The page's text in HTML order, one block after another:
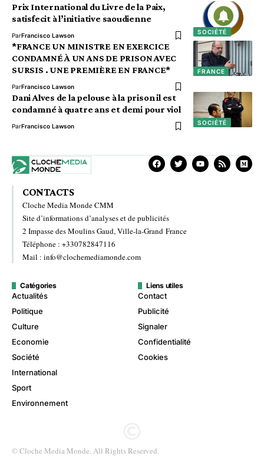
SOCIÉTÉ
Prix International du Livre de la Paix,
satisfecit à l’initiative saoudienne
ParFrancisco Lawson
FRANCE
*FRANCE UN MINISTRE EN EXERCICE
CONDAMNÉ À UN ANS DE PRISON AVEC
SURSIS . UNE PREMIÈRE EN FRANCE*
ParFrancisco Lawson
SOCIÉTÉ
Dani Alves de la pelouse à la prison il est
condamné à quatre ans et demi pour viol
ParFrancisco Lawson
CONTACTS
Cloche Media Monde CMM
Site d’informations d’analyses et de publicités
2 Impasse des Moulins Gaud, Ville-la-Grand France
Téléphone : +330782847116
Mail : info@clochemediamonde.com
Catégories
Actualités
Politique
Culture
Economie
Société
International
Sport
Environnement
Liens utiles
Contact
Publicité
Signaler
Confidentialité
Cookies
© Cloche Media Monde. All Rights Reserved.